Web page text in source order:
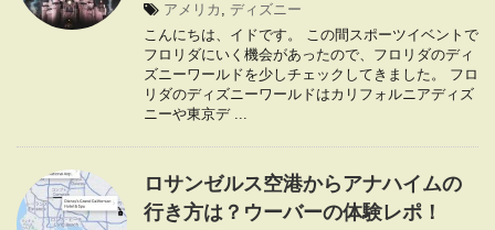
アメリカ , ディズニー
こんにちは、イドです。 この間スポーツイベントで
フロリダにいく機会があったので、フロリダのディ
ズニーワールドを少しチェックしてきました。 フロ
リダのディズニーワールドはカリフォルニアディズ
ニーや東京デ ...
ロサンゼルス空港からアナハイムの
行き方は？ウーバーの体験レポ！